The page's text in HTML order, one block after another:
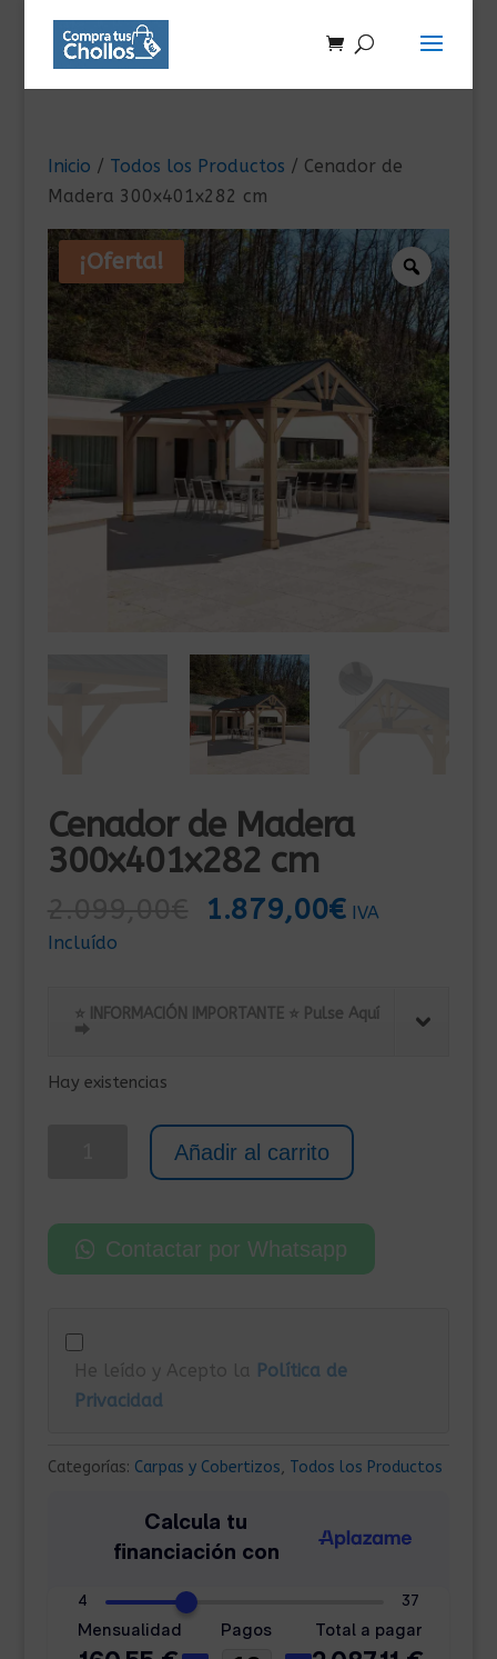
Inicio / Todos los Productos / Cenador de
Madera 300x401x282 cm
¡Oferta!
Cenador de Madera
300x401x282 cm
El
era:
2.099,00€.
1.879,00€El
es:
1.879,00€.
IVA
Incluído
⭐ INFORMACIÓN IMPORTANTE ⭐ Pulse Aquí
⮕
Hay existencias
300x401x282
Añadir al carrito
Contactar por Whatsapp
He leído y Acepto la Política de
Privacidad
Categorías: Carpas y Cobertizos, Todos los Productos